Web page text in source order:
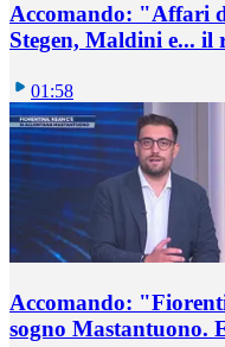
Accomando: "Affari
Stegen, Maldini e... il
01:58
Accomando:
sogno Mastantuono.